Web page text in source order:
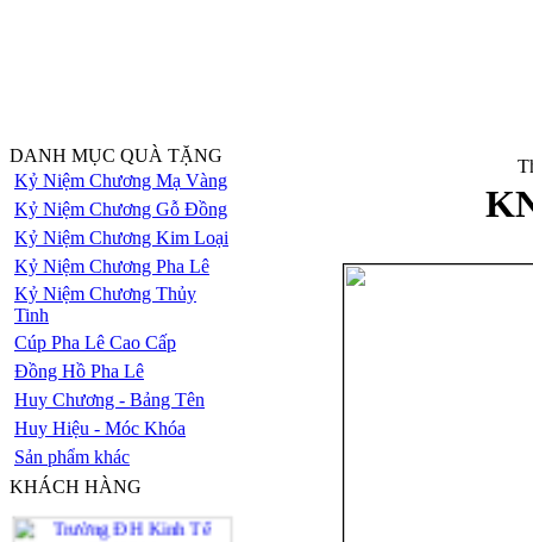
DANH MỤC QUÀ TẶNG
Kỷ Niệm Chương Mạ Vàng
Kỷ Niệm Chương Gỗ Đồng
Kỷ Niệm Chương Kim Loại
Kỷ Niệm Chương Pha Lê
Kỷ Niệm Chương Thủy
Tinh
Cúp Pha Lê Cao Cấp
Đồng Hồ Pha Lê
Huy Chương - Bảng Tên
Huy Hiệu - Móc Khóa
Sản phẩm khác
KHÁCH HÀNG